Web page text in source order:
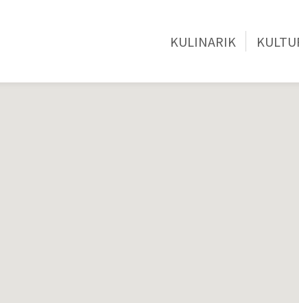
KULINARIK